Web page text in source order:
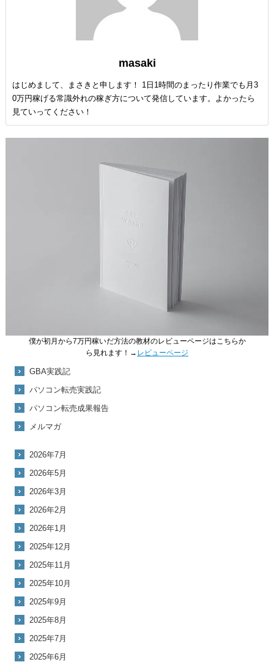
masaki
はじめまして、まさきと申します！ 1日1時間のまったり作業でも月3
0万円稼げる常識外れの稼ぎ方について発信しています。よかったら
見ていってください！
僕が初月から7万円稼いだ方法の教材のレビューページはこちらか
ら見れます！→ レビューページ
GBA実践記
パソコン転売実践記
パソコン転売成果報告
メルマガ
2026年7月
2026年5月
2026年3月
2026年2月
2026年1月
2025年12月
2025年11月
2025年10月
2025年9月
2025年8月
2025年7月
2025年6月